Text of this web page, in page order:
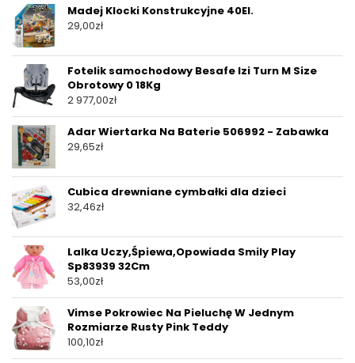
Madej Klocki Konstrukcyjne 40El.
29,00zł
Fotelik samochodowy Besafe Izi Turn M Size
Obrotowy 0 18Kg
2 977,00zł
Adar Wiertarka Na Baterie 506992 - Zabawka
29,65zł
Cubica drewniane cymbałki dla dzieci
32,46zł
Lalka Uczy,Śpiewa,Opowiada Smily Play
Sp83939 32Cm
53,00zł
Vimse Pokrowiec Na Pieluchę W Jednym
Rozmiarze Rusty Pink Teddy
100,10zł